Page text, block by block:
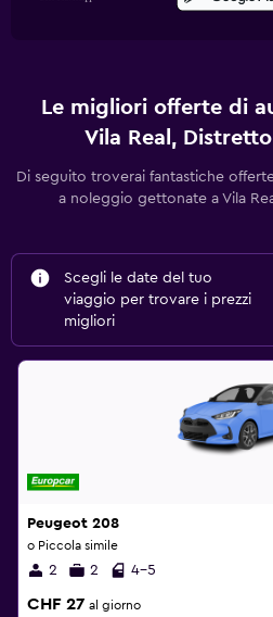
Le migliori offerte di
Vila Real, Distretto
Di seguito troverai fantastiche
a noleggio gettonate a Vila
Scegli le date del tuo
viaggio per trovare i prezzi
migliori
Peugeot 208
o Piccola simile
2 2 4-5
CHF 27 al giorno